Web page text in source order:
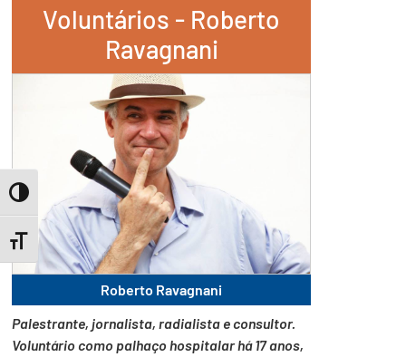
Toggle High Contrast
Toggle Font size
Voluntários - Roberto
Ravagnani
Roberto Ravagnani
Palestrante, jornalista, radialista e consultor.
Voluntário como palhaço hospitalar há 17 anos,